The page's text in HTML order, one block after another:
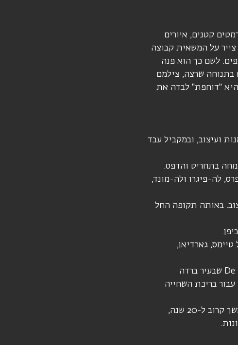
קטנים, איורים
על המשאית קבוצה
לשם כך הוא פנה
בתנוחה שרצה, צילמם
"דוחפת" לבדה את
ועיצוב, ובמקביל עבד
לה-פיגרו ולה-מונד,
באותה תקופה החל
טיימס, גארדיאן,
ב-1992 הציג את תערוכת הרטרופרספקטיבה הראשונה שלו במוזיאון De Beyerd שבעיר ברדה
בריכת השחייה
ב- 1993 החל יזהר לאייר בקביעות את טורו של יאיר לפיד, שיתוף פעולה שנמשך קרוב ל-20 שנה,